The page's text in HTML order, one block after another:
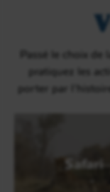
Passé le choix
pratiquez les
porter par
Safari